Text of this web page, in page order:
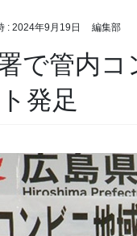
: 2024年9月19日 編集部
発足